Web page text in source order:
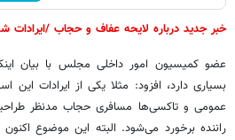
خبر جدید درباره لایحه عفاف و حجاب /ایرادات
عضو کمیسیون امور داخلی مجلس با بیان
بسیاری دارد، افزود: مثلا یکی از ایرادات
عمومی و تاکسی‌ها مسافری حجاب مدنظر
راننده برخورد می‌شود. البته این موضوع